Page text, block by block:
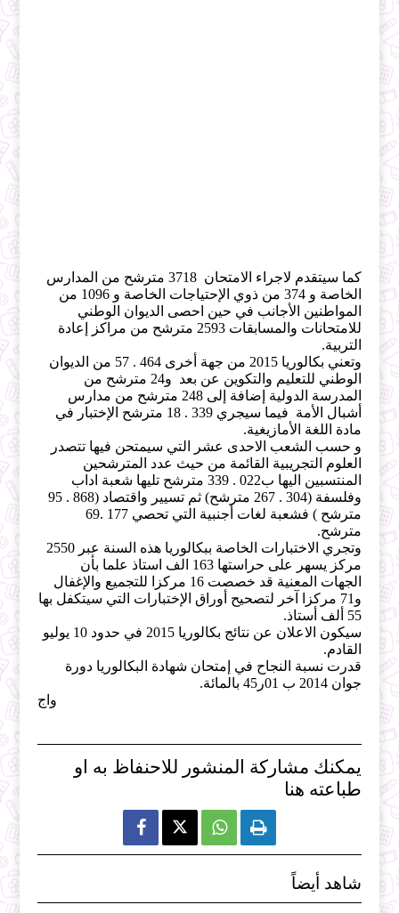
كما سيتقدم لاجراء الامتحان 3718 مترشح من المدارس
الخاصة و 374 من ذوي الإحتياجات الخاصة و 1096 من
المواطنين الأجانب في حين احصى الديوان الوطني
للامتحانات والمسابقات 2593 مترشح من مراكز إعادة
التربية.
وتعني بكالوريا 2015 من جهة أخرى 464 . 57 من الديوان
الوطني للتعليم والتكوين عن بعد و24 مترشح من
المدرسة الدولية إضافة إلى 248 مترشح من مدارس
أشبال الأمة فيما سيجري 339 . 18 مترشح الإختبار في
مادة اللغة الأمازيغية.
و حسب الشعب الاحدى عشر التي سيمتحن فيها تتصدر
العلوم التجريبية القائمة من حيث عدد المترشحين
المنتسبين اليها ب022 . 339 مترشح تليها شعبة اداب
وفلسفة (304 . 267 مترشح) ثم تسيير واقتصاد (868 . 95
مترشح ) فشعبة لغات أجنبية التي تحصي 177 .69
مترشح.
وتجري الاختبارات الخاصة ببكالوريا هذه السنة عبر 2550
مركز يسهر على حراستها 163 الف استاذ علما بأن
الجهات المعنية قد خصصت 16 مركزا للتجميع والإغفال
و71 مركزا آخر لتصحيح أوراق الإختبارات التي سيتكفل بها
55 ألف أستاذ.
سيكون الاعلان عن نتائج بكالوريا 2015 في حدود 10 يوليو
القادم.
قدرت نسبة النجاح في إمتحان شهادة البكالوريا دورة
جوان 2014 ب 01ر45 بالمائة.
واج
يمكنك مشاركة المنشور للاحنفاظ به او
طباعته هنا
  
شاهد أيضاً